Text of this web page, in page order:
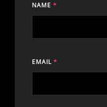
NAME *
EMAIL *